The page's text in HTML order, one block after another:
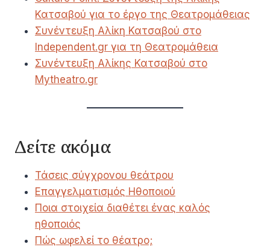
Κατσαβού για το έργο της Θεατρομάθειας
Συνέντευξη Αλίκη Κατσαβού στο
Independent.gr για τη Θεατρομάθεια
Συνέντευξη Αλίκης Κατσαβού στο
Mytheatro.gr
Δείτε ακόμα
Τάσεις σύγχρονου θεάτρου
Επαγγελματισμός Ηθοποιού
Ποια στοιχεία διαθέτει ένας καλός
ηθοποιός
Πώς ωφελεί το θέατρο;